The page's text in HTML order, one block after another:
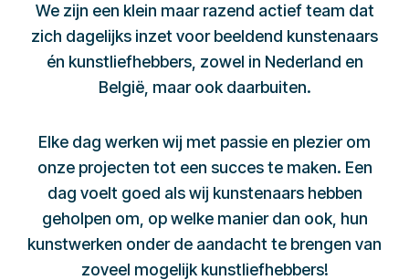
We zijn een klein maar razend actief team dat
zich dagelijks inzet voor beeldend kunstenaars
én kunstliefhebbers, zowel in Nederland en
België, maar ook daarbuiten.
Elke dag werken wij met passie en plezier om
onze projecten tot een succes te maken. Een
dag voelt goed als wij kunstenaars hebben
geholpen om, op welke manier dan ook, hun
kunstwerken onder de aandacht te brengen van
zoveel mogelijk kunstliefhebbers!